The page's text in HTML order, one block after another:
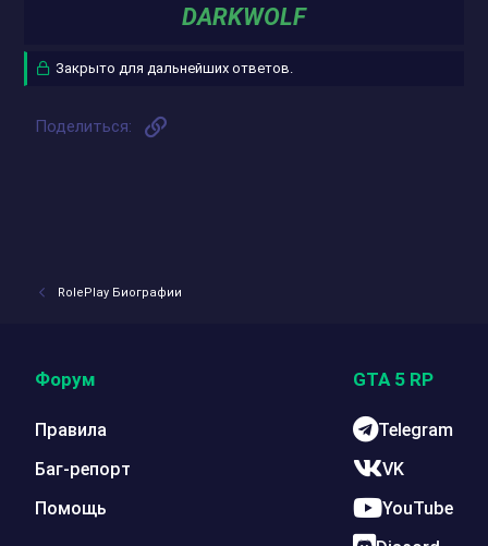
DARKWOLF
Закрыто для дальнейших ответов.
Поделиться:
RolePlay Биографии
Форум
Правила
Баг-репорт
Помощь
GTA 5 RP
Telegram
VK
YouTube